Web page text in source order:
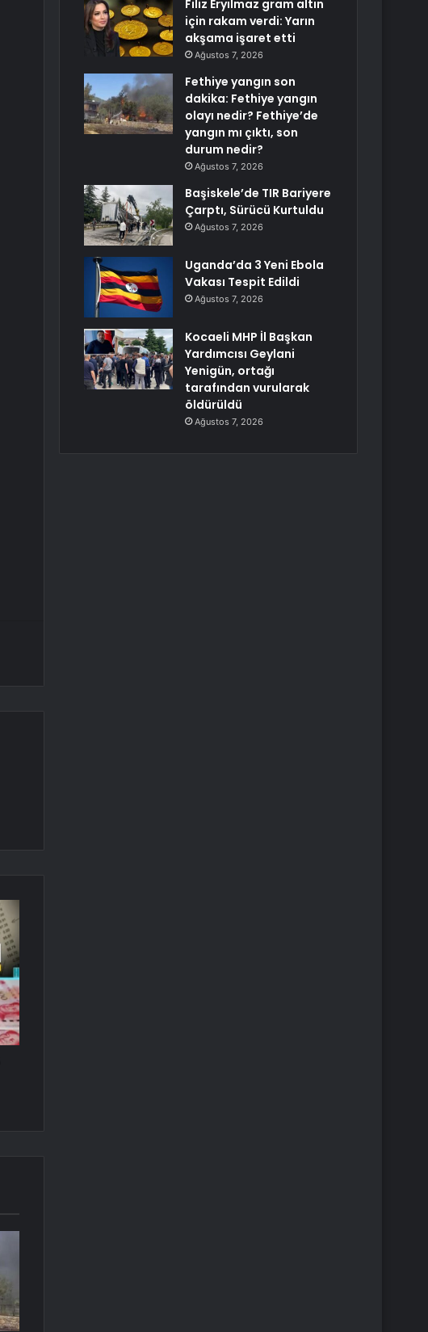
Filiz Eryılmaz gram altın
için rakam verdi: Yarın
akşama işaret etti
Ağustos 7, 2026
Fethiye yangın son
dakika: Fethiye yangın
olayı nedir? Fethiye’de
yangın mı çıktı, son
durum nedir?
Ağustos 7, 2026
Başiskele’de TIR Bariyere
Çarptı, Sürücü Kurtuldu
Ağustos 7, 2026
Uganda’da 3 Yeni Ebola
Vakası Tespit Edildi
Ağustos 7, 2026
Kocaeli MHP İl Başkan
Yardımcısı Geylani
Yenigün, ortağı
tarafından vurularak
öldürüldü
Ağustos 7, 2026